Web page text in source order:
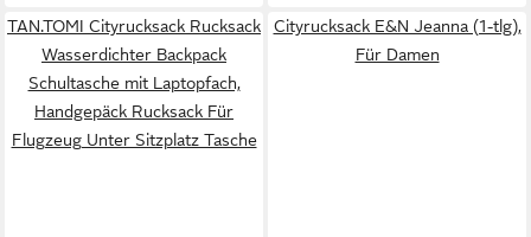
TAN.TOMI Cityrucksack Rucksack
Wasserdichter Backpack
Schultasche mit Laptopfach,
Handgepäck Rucksack Für
Flugzeug Unter Sitzplatz Tasche
Cityrucksack E&N Jeanna (1-tlg),
Für Damen